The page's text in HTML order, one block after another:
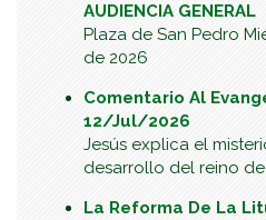
AUDIENCIA GENERAL
Plaza de San Pedro
de 2026
Comentario Al
12/Jul/2026
Jesús explica el
desarrollo del reino de
La Reforma De La